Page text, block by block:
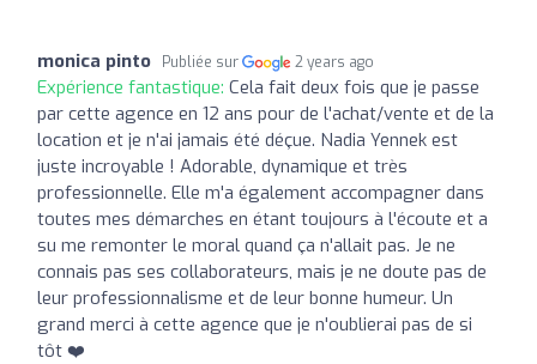
monica pinto Publiée sur 2 years ago
Expérience fantastique: Cela fait deux fois que je passe
par cette agence en 12 ans pour de l'achat/vente et de la
location et je n'ai jamais été déçue. Nadia Yennek est
juste incroyable ! Adorable, dynamique et très
professionnelle. Elle m'a également accompagner dans
toutes mes démarches en étant toujours à l'écoute et a
su me remonter le moral quand ça n'allait pas. Je ne
connais pas ses collaborateurs, mais je ne doute pas de
leur professionnalisme et de leur bonne humeur. Un
grand merci à cette agence que je n'oublierai pas de si
tôt ❤️